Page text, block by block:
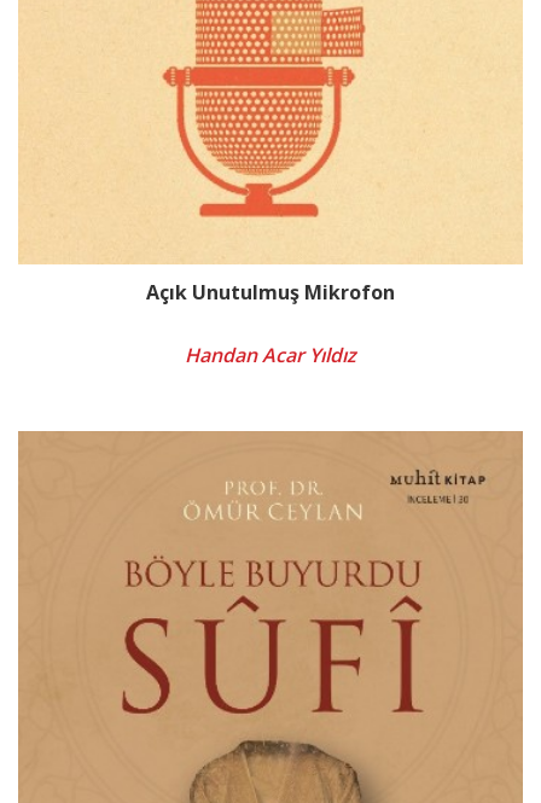
Açık Unutulmuş Mikrofon
Handan Acar Yıldız